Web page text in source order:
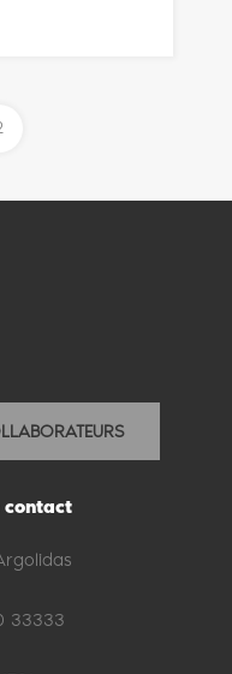
contact
33333